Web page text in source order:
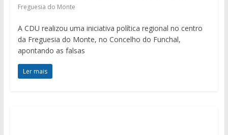
Freguesia do Monte
A CDU realizou uma iniciativa política regional no centro
da Freguesia do Monte, no Concelho do Funchal,
apontando as falsas
Ler mais